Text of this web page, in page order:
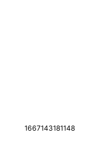
1667143181148